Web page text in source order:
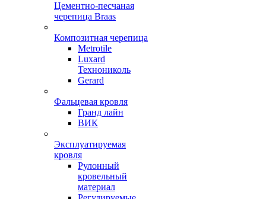
Цементно-песчаная
черепица Braas
Композитная черепица
Metrotile
Luxard
Технониколь
Gerard
Фальцевая кровля
Гранд лайн
ВИК
Эксплуатируемая
кровля
Рулонный
кровельный
материал